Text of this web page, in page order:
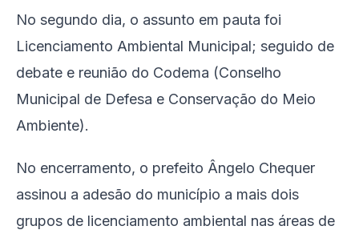
No segundo dia, o assunto em pauta foi
Licenciamento Ambiental Municipal; seguido de
debate e reunião do Codema (Conselho
Municipal de Defesa e Conservação do Meio
Ambiente).
No encerramento, o prefeito Ângelo Chequer
assinou a adesão do município a mais dois
grupos de licenciamento ambiental nas áreas de